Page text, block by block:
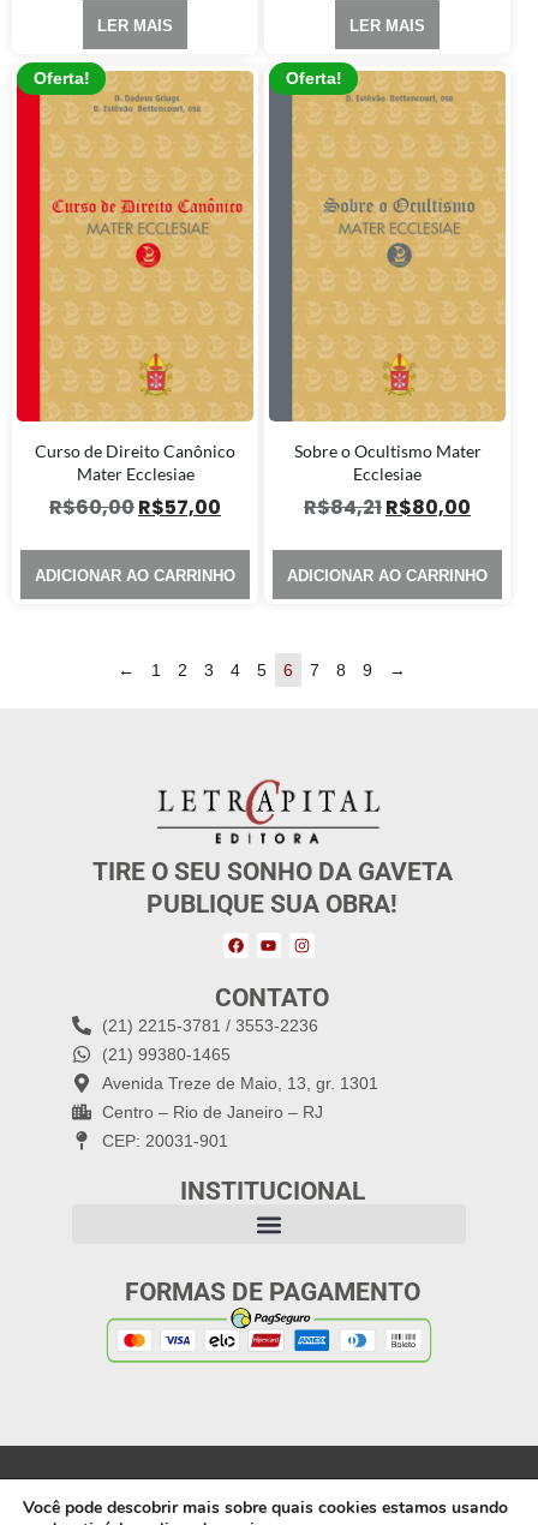
LER MAIS LER MAIS
Oferta!
Curso de Direito Canônico
Mater Ecclesiae
R$60,00R$57,00
ADICIONAR AO CARRINHO
Oferta!
Sobre o Ocultismo Mater
Ecclesiae
R$84,21R$80,00
ADICIONAR AO CARRINHO
← 1 2 3 4 5 6 7 8 9 →
TIRE O SEU SONHO DA GAVETA
PUBLIQUE SUA OBRA!
CONTATO
(21) 2215-3781 / 3553-2236
(21) 99380-1465
Avenida Treze de Maio, 13, gr. 1301
Centro – Rio de Janeiro – RJ
CEP: 20031-901
INSTITUCIONAL
FORMAS DE PAGAMENTO
Capital Editora |
Você pode descobrir mais sobre quais cookies estamos usando